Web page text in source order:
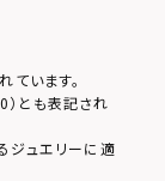
います。
）とも表記され
ジュエリーに適